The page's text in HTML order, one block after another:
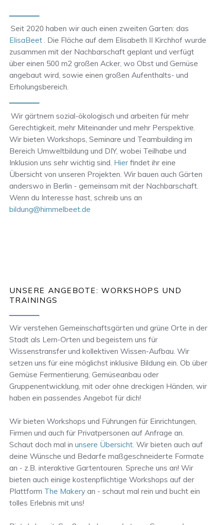
Seit 2020 haben wir auch einen zweiten Garten: das
ElisaBeet. Die Fläche auf dem Elisabeth II Kirchhof wurde
zusammen mit der Nachbarschaft geplant und verfügt
über einen 500 m2 großen Acker, wo Obst und Gemüse
angebaut wird, sowie einen großen Aufenthalts- und
Erholungsbereich.
Wir gärtnern sozial-ökologisch und arbeiten für mehr
Gerechtigkeit, mehr Miteinander und mehr Perspektive.
Wir bieten Workshops, Seminare und Teambuilding im
Bereich Umweltbildung und DIY, wobei Teilhabe und
Inklusion uns sehr wichtig sind. Hierfindet ihr eine
Übersicht von unseren Projekten. Wir bauen auch Gärten
anderswo in Berlin - gemeinsam mit der Nachbarschaft.
Wenn du Interesse hast, schreib uns an
bildung@himmelbeet.de
UNSERE ANGEBOTE: WORKSHOPS UND
TRAININGS
Wir verstehen Gemeinschaftsgärten und grüne Orte in der
Stadt als Lern-Orten und begeistern uns für
Wissenstransfer und kollektiven Wissen-Aufbau. Wir
setzen uns für eine möglichst inklusive Bildung ein. Ob über
Gemüse Fermentierung, Gemüseanbau oder
Gruppenentwicklung, mit oder ohne dreckigen Händen, wir
haben ein passendes Angebot für dich!
Wir bieten Workshops und Führungen für Einrichtungen,
Firmen und auch für Privatpersonen auf Anfrage an.
Schaut doch mal in unsere Übersicht. Wir bieten auch auf
deine Wünsche und Bedarfe maßgeschneiderte Formate
an - z.B. interaktive Gartentouren. Spreche uns an! Wir
bieten auch einige kostenpflichtige Workshops auf der
Plattform The Makeryan - schaut mal rein und bucht ein
tolles Erlebnis mit uns!